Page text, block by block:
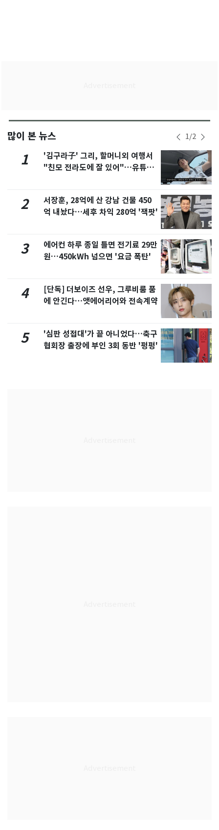
많이 본 뉴스 1/2
1
'김구라子' 그리, 할머니외 여행서
"친모 전라도에 잘 있어"…유튜브
2
서장훈, 28억에 산 강남 건물 450
억 내놨다…세후 차익 280억 '잭팟'
3
에어컨 하루 종일 틀면 전기료 29만
원…450kWh 넘으면 '요금 폭탄'
4
[단독] 더보이즈 선우, 그루비룸 품
에 안긴다…앳에어리어와 전속계약
5
'심판 성접대'가 끝 아니었다…축구
협회장 출장에 부인 3회 동반 '펑펑'